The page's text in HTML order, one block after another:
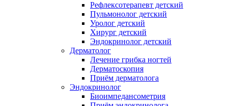
Рефлексотерапевт детский
Пульмонолог детский
Уролог детский
Хирург детский
Эндокринолог детский
Дерматолог
Лечение грибка ногтей
Дерматоскопия
Приём дерматолога
Эндокринолог
Биоимпедансометрия